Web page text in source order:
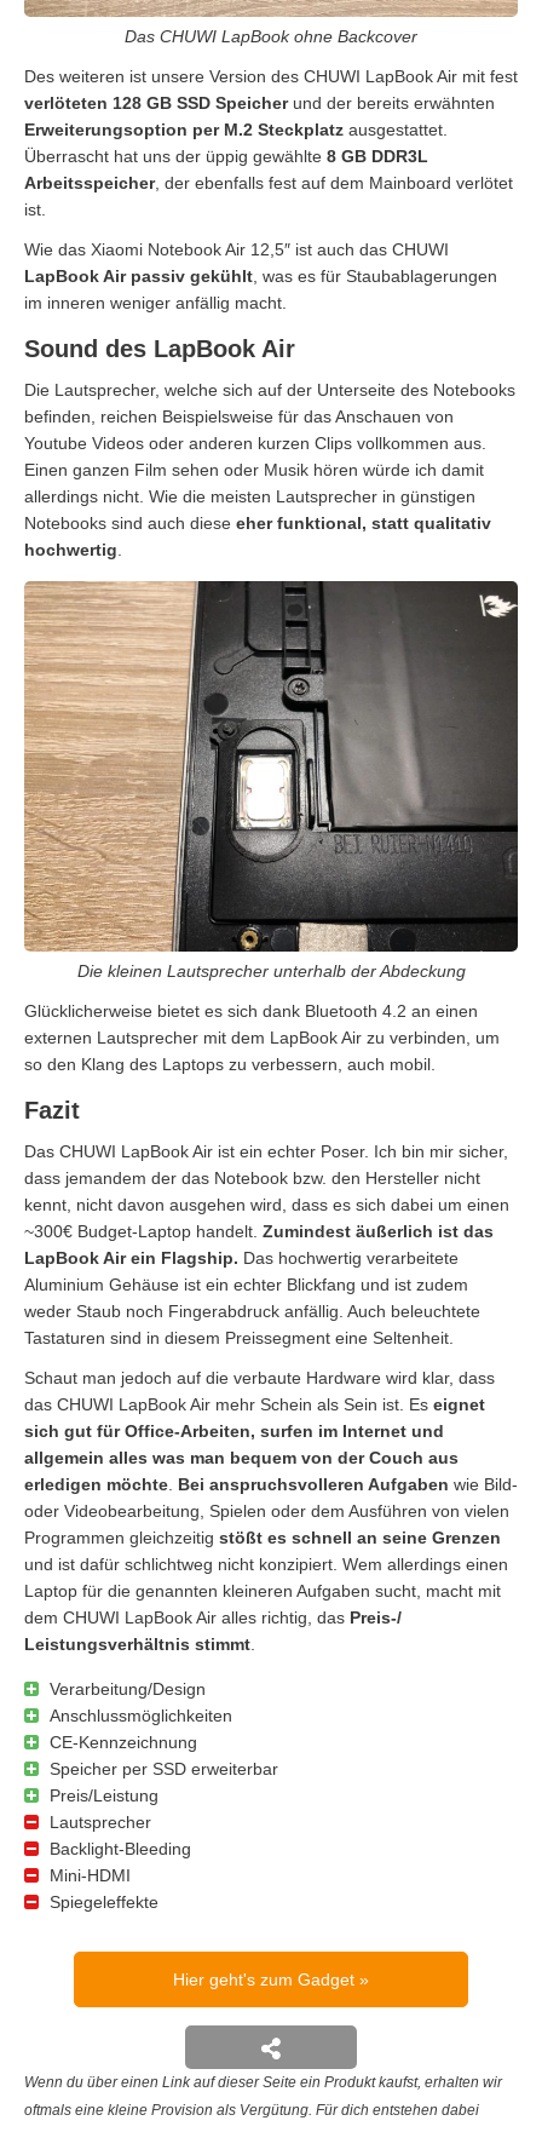
Das CHUWI LapBook ohne Backcover
Des weiteren ist unsere Version des CHUWI LapBook Air mit fest
verlöteten 128 GB SSD Speicherund der bereits erwähnten
Erweiterungsoption per M.2 Steckplatz ausgestattet.
Überrascht hat uns der üppig gewählte 8 GB DDR3L
Arbeitsspeicher, der ebenfalls fest auf dem Mainboard verlötet
ist.
Wie das Xiaomi Notebook Air 12,5″ ist auch das CHUWI
LapBook Air passiv gekühlt, was es für Staubablagerungen
im inneren weniger anfällig macht.
Sound des LapBook Air
Die Lautsprecher, welche sich auf der Unterseite des Notebooks
befinden, reichen Beispielsweise für das Anschauen von
Youtube Videos oder anderen kurzen Clips vollkommen aus.
Einen ganzen Film sehen oder Musik hören würde ich damit
allerdings nicht. Wie die meisten Lautsprecher in günstigen
Notebooks sind auch diese eher funktional, statt qualitativ
hochwertig.
Die kleinen Lautsprecher unterhalb der Abdeckung
Glücklicherweise bietet es sich dank Bluetooth 4.2 an einen
externen Lautsprecher mit dem LapBook Air zu verbinden, um
so den Klang des Laptops zu verbessern, auch mobil.
Fazit
Das CHUWI LapBook Air ist ein echter Poser. Ich bin mir sicher,
dass jemandem der das Notebook bzw. den Hersteller nicht
kennt, nicht davon ausgehen wird, dass es sich dabei um einen
~300€ Budget-Laptop handelt. Zumindest äußerlich ist das
LapBook Air ein Flagship. Das hochwertig verarbeitete
Aluminium Gehäuse ist ein echter Blickfang und ist zudem
weder Staub noch Fingerabdruck anfällig. Auch beleuchtete
Tastaturen sind in diesem Preissegment eine Seltenheit.
Schaut man jedoch auf die verbaute Hardware wird klar, dass
das CHUWI LapBook Air mehr Schein als Sein ist. Es eignet
sich gut für Office-Arbeiten, surfen im Internet und
allgemein alles was man bequem von der Couch aus
erledigen möchte. Bei anspruchsvolleren Aufgaben wie Bild-
oder Videobearbeitung, Spielen oder dem Ausführen von vielen
Programmen gleichzeitig stößt es schnell an seine Grenzen
und ist dafür schlichtweg nicht konzipiert. Wem allerdings einen
Laptop für die genannten kleineren Aufgaben sucht, macht mit
dem CHUWI LapBook Air alles richtig, das Preis-/
Leistungsverhältnis stimmt.
Verarbeitung/Design
Anschlussmöglichkeiten
CE-Kennzeichnung
Speicher per SSD erweiterbar
Preis/Leistung
Lautsprecher
Backlight-Bleeding
Mini-HDMI
Spiegeleffekte
Hier geht's zum Gadget
Wenn du über einen Link auf dieser Seite ein Produkt kaufst, erhalten wir
oftmals eine kleine Provision als Vergütung. Für dich entstehen dabei